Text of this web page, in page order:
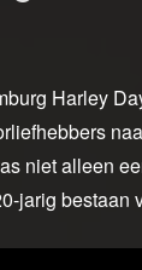
Harley
niet alleen
jarig bestaan